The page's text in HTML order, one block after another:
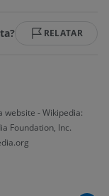
RELATAR
- Wikipedia:
Foundation, Inc.